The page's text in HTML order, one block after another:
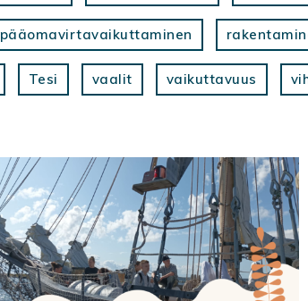
pääomavirtavaikuttaminen
Tesi vaalit vaikuttavuus